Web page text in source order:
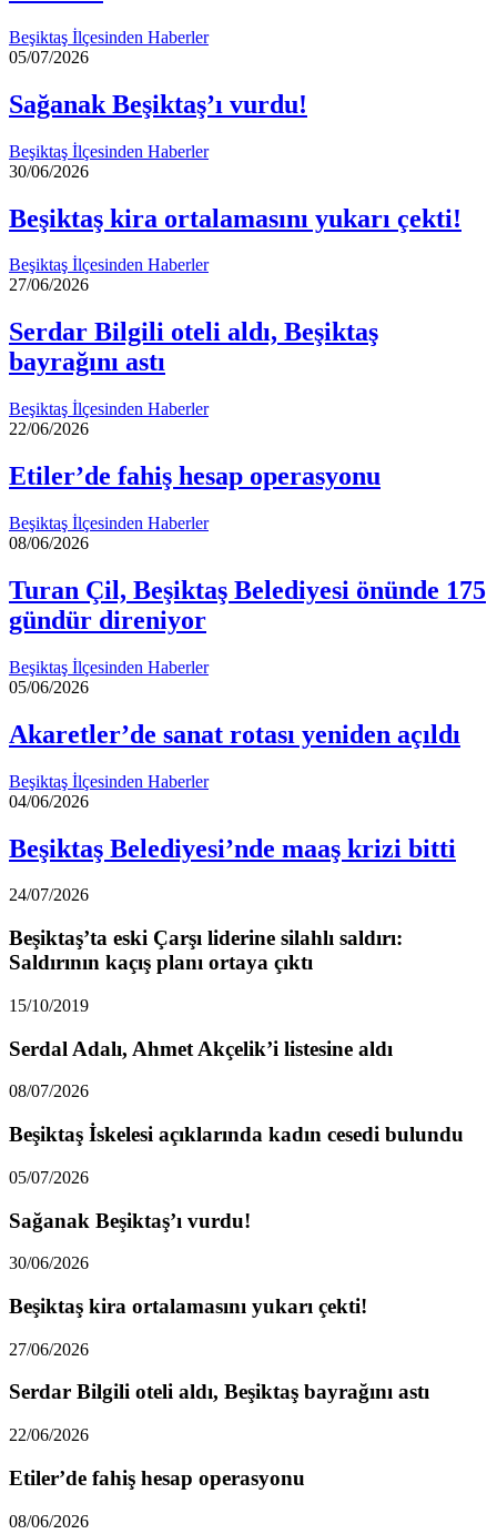
Beşiktaş İlçesinden Haberler
05/07/2026
Sağanak Beşiktaş’ı vurdu!
Beşiktaş İlçesinden Haberler
30/06/2026
Beşiktaş kira ortalamasını yukarı çekti!
Beşiktaş İlçesinden Haberler
27/06/2026
Serdar Bilgili oteli aldı, Beşiktaş
bayrağını astı
Beşiktaş İlçesinden Haberler
22/06/2026
Etiler’de fahiş hesap operasyonu
Beşiktaş İlçesinden Haberler
08/06/2026
Turan Çil, Beşiktaş Belediyesi önünde 175
gündür direniyor
Beşiktaş İlçesinden Haberler
05/06/2026
Akaretler’de sanat rotası yeniden açıldı
Beşiktaş İlçesinden Haberler
04/06/2026
Beşiktaş Belediyesi’nde maaş krizi bitti
24/07/2026
Beşiktaş’ta eski Çarşı liderine silahlı saldırı:
Saldırının kaçış planı ortaya çıktı
15/10/2019
Serdal Adalı, Ahmet Akçelik’i listesine aldı
08/07/2026
Beşiktaş İskelesi açıklarında kadın cesedi bulundu
05/07/2026
Sağanak Beşiktaş’ı vurdu!
30/06/2026
Beşiktaş kira ortalamasını yukarı çekti!
27/06/2026
Serdar Bilgili oteli aldı, Beşiktaş bayrağını astı
22/06/2026
Etiler’de fahiş hesap operasyonu
08/06/2026